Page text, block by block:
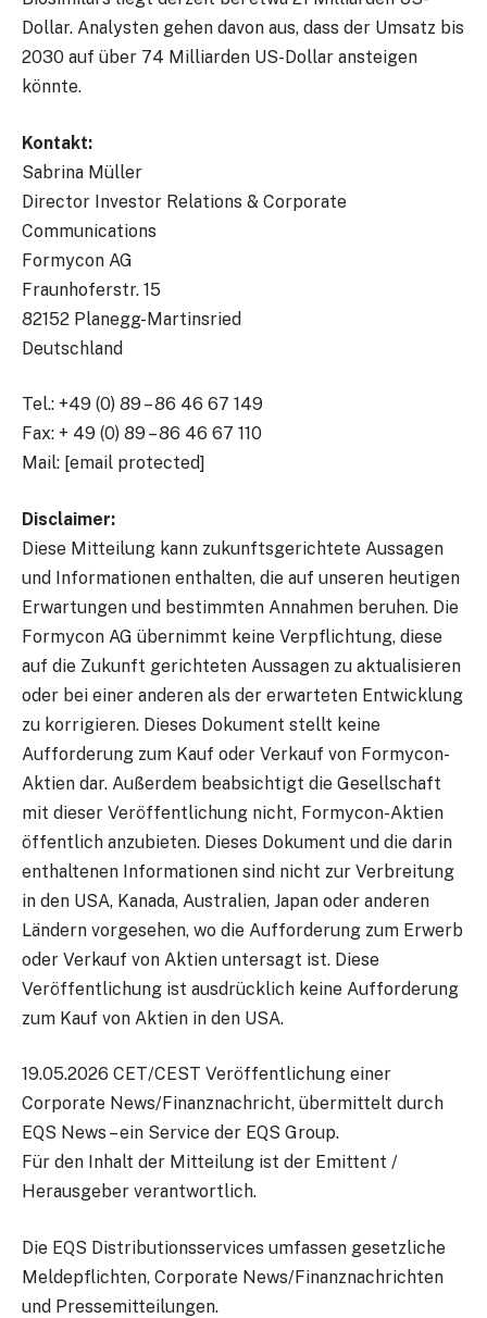
Dollar. Analysten gehen davon aus, dass der Umsatz bis
2030 auf über 74 Milliarden US-Dollar ansteigen
könnte.
Kontakt:
Sabrina Müller
Director Investor Relations & Corporate
Communications
Formycon AG
Fraunhoferstr. 15
82152 Planegg-Martinsried
Deutschland
Tel.: +49 (0) 89 – 86 46 67 149
Fax: + 49 (0) 89 – 86 46 67 110
Mail: [email protected]
Disclaimer:
Diese Mitteilung kann zukunftsgerichtete Aussagen
und Informationen enthalten, die auf unseren heutigen
Erwartungen und bestimmten Annahmen beruhen. Die
Formycon AG übernimmt keine Verpflichtung, diese
auf die Zukunft gerichteten Aussagen zu aktualisieren
oder bei einer anderen als der erwarteten Entwicklung
zu korrigieren. Dieses Dokument stellt keine
Aufforderung zum Kauf oder Verkauf von Formycon-
Aktien dar. Außerdem beabsichtigt die Gesellschaft
mit dieser Veröffentlichung nicht, Formycon-Aktien
öffentlich anzubieten. Dieses Dokument und die darin
enthaltenen Informationen sind nicht zur Verbreitung
in den USA, Kanada, Australien, Japan oder anderen
Ländern vorgesehen, wo die Aufforderung zum Erwerb
oder Verkauf von Aktien untersagt ist. Diese
Veröffentlichung ist ausdrücklich keine Aufforderung
zum Kauf von Aktien in den USA.
19.05.2026 CET/CEST Veröffentlichung einer
Corporate News/Finanznachricht, übermittelt durch
EQS News – ein Service der EQS Group.
Für den Inhalt der Mitteilung ist der Emittent /
Herausgeber verantwortlich.
Die EQS Distributionsservices umfassen gesetzliche
Meldepflichten, Corporate News/Finanznachrichten
und Pressemitteilungen.